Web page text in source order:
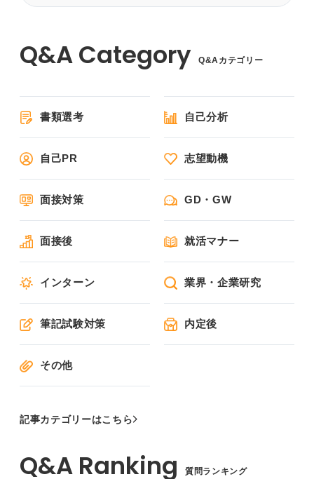
Q&Aカテゴリー
書類選考 自己分析
自己PR 志望動機
面接対策 GD・GW
面接後 就活マナー
インターン 業界・企業研究
筆記試験対策 内定後
その他
記事カテゴリーはこちら
質問ランキング